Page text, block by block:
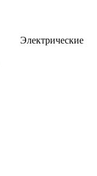
Электрические